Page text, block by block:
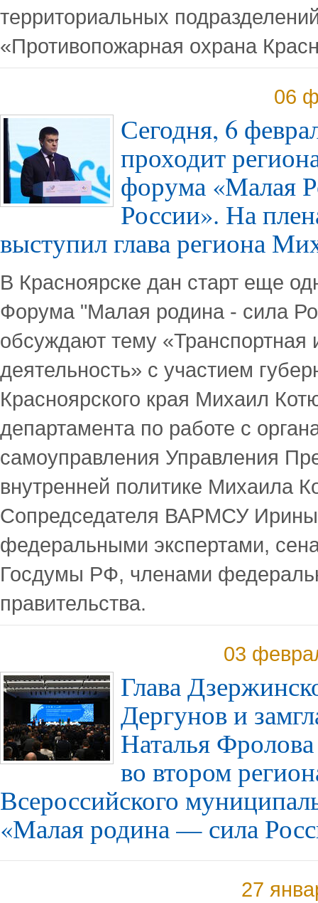
территориальных
«Противопожарная охрана
06
Сегодня, 6
проходит
форума «Малая
России». На
выступил глава региона
В Красноярске дан старт еще
Форума "Малая родина - сила
обсуждают тему «Транспортная
деятельность» с участием
Красноярского края Михаил
департамента по работе с
самоуправления Управления
внутренней политике Михаила
Сопредседателя ВАРМСУ Ирины
федеральными экспертами,
Госдумы РФ, членами
правительства.
03
Глава
Дергунов и
Наталья
во втором
Всероссийского
«Малая родина — сила
27